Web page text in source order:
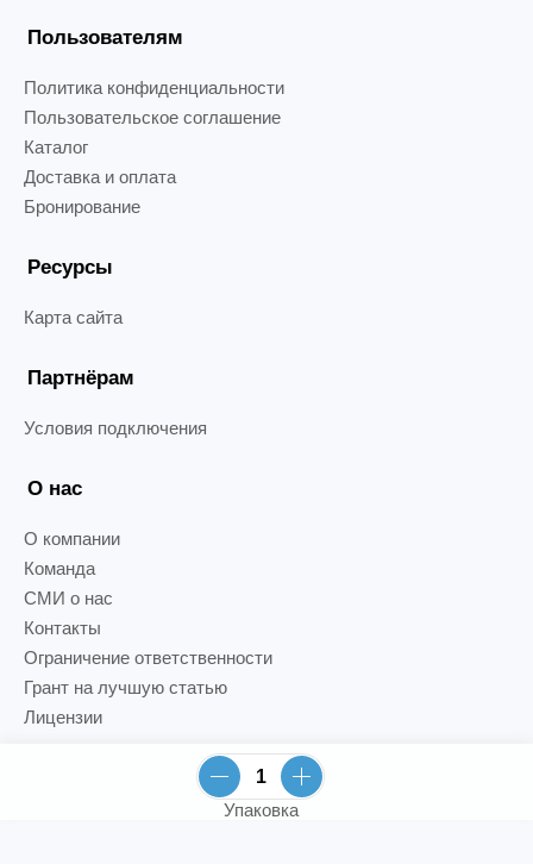
Упаковка
Пользователям
Политика конфиденциальности
Пользовательское соглашение
Каталог
Доставка и оплата
Бронирование
Ресурсы
Карта сайта
Партнёрам
Условия подключения
О нас
О компании
Команда
СМИ о нас
Контакты
Ограничение ответственности
Грант на лучшую статью
Лицензии